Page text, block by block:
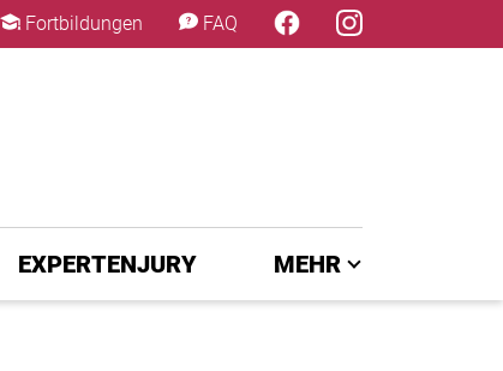
Fortbildungen FAQ
EXPERTENJURY MEHR
×